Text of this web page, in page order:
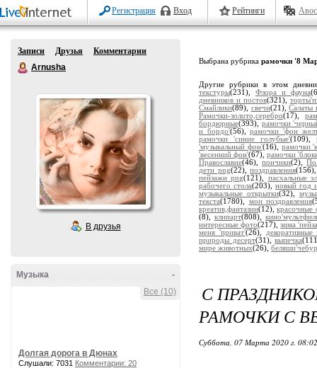
Регистрация Вход Рейтинги
Записи Друзья
Комментарии
Arnusha
В друзья
-
Музыка
Все (10)
Долгая дорога в Дюнах
Слушали: 7031 Комментарии: 20
Выбрана рубрика рамочки '8
Другие рубрики в этом
текстуры(231), Флора и фауна
дневников и постов(321),
Смайлики(89), свечи(21),Салаты
Рамочки-золото,серебро(17),
бордюрные(393), рамочки
и бордо'(56),рамочки 'фон
рамочки 'синие голубые'(109),
'музыкальный фон'(16), рамочки
'весенний фон'(67),рамочки
Православие(46),пончики(2),
дети png(22),поздравления
пейзажи png(121), пасхальные
рабочего стола(203),новый год
музыкальные открытки(32),
текста(1780), мои поздравления
креатив,фантазии(12),красочные
(8), клипарт(808),
интересные фото(217),зима
меня 'приват'(26),
декоративные
природы десерт(31),выпечка
мире животных(26),
С
РАМОЧКИ С
Суббота, 07 Марта 2020 г.